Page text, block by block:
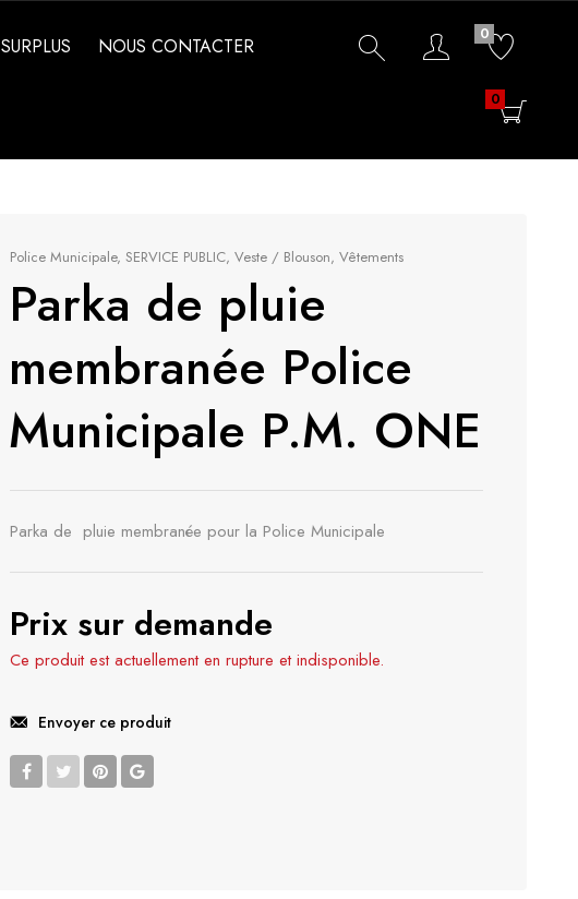
SURPLUS NOUS CONTACTER
0
0
Police Municipale, SERVICE PUBLIC, Veste / Blouson, Vêtements
Parka de pluie
membranée Police
Municipale P.M. ONE
Parka de pluie membranée pour la Police Municipale
Prix sur demande
Ce produit est actuellement en rupture et indisponible.
Envoyer ce produit